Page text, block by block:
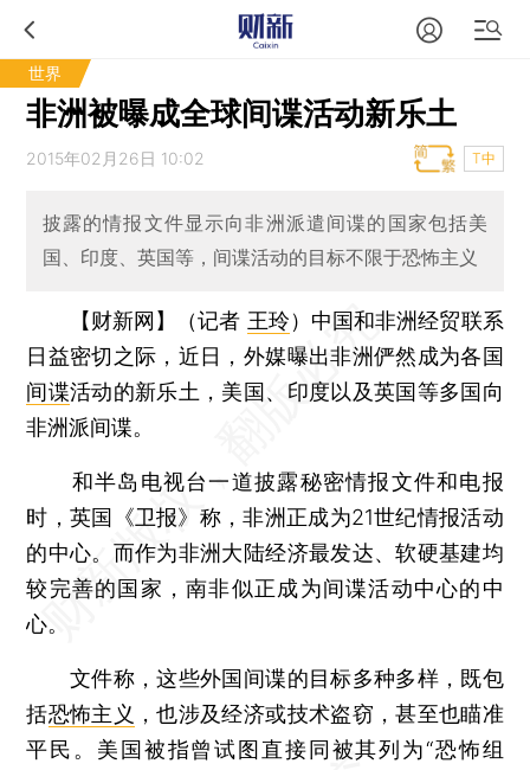
世界
非洲被曝成全球间谍活动新乐土
2015年02月26日 10:02 T中
披露的情报文件显示向非洲派遣间谍的国家包括美
国、印度、英国等，间谍活动的目标不限于恐怖主义
【财新网】（记者 王玲） 中国和非洲经贸联系
日益密切之际，近日，外媒曝出非洲俨然成为各国
间谍活动的新乐土，美国、印度以及英国等多国向
非洲派间谍。
和半岛电视台一道披露秘密情报文件和电报
时，英国《卫报》称，非洲正成为21世纪情报活动
的中心。而作为非洲大陆经济最发达、软硬基建均
较完善的国家，南非似正成为间谍活动中心的中
心。
文件称，这些外国间谍的目标多种多样，既包
括恐怖主义 ，也涉及经济或技术盗窃，甚至也瞄准
平民。美国被指曾试图直接同被其列为“恐怖组